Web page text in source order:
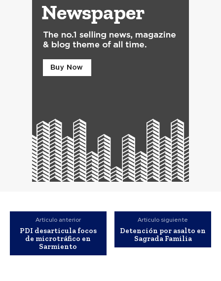
Artículo anterior
PDI desarticula focos
de microtráfico en
Sarmiento
Artículo siguiente
Detención por asalto en
Sagrada Familia